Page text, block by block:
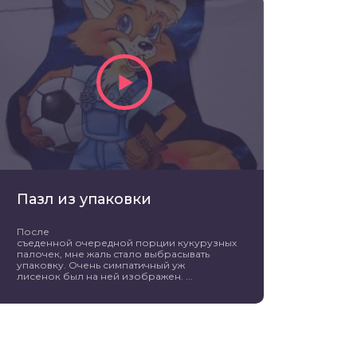
Пазл из упаковки
После
съеденной очередной порции кукурузных
палочек, мне жаль стало выбрасывать
упаковку. Очень симпатичный уж
лисенок был на ней изображен. ...